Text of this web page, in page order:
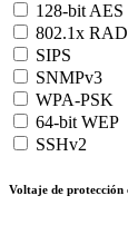
128-bit AES
802.1x
SIPS
SNMPv3
WPA-PSK
64-bit WEP
SSHv2
Voltaje de protección